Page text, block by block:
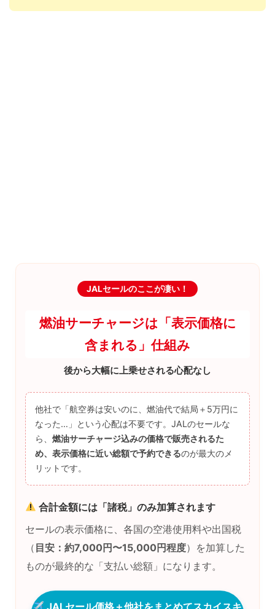
JALセールのここが凄い！
燃油サーチャージは「表示価格に
含まれる」仕組み
後から大幅に上乗せされる心配なし
他社で「航空券は安いのに、燃油代で結局＋5万円に
なった…」という心配は不要です。JALのセールな
ら、 燃油サーチャージ込みの価格で販売されるた
め、表示価格に近い総額で予約できるのが最大のメ
リットです。
合計金額には「諸税」のみ加算されます
セールの表示価格に、各国の空港使用料や出国税
（ 目安：約7,000円〜15,000円程度）を加算した
ものが最終的な「支払い総額」になります。
JALセール価格＋他社をまとめてスカイスキ